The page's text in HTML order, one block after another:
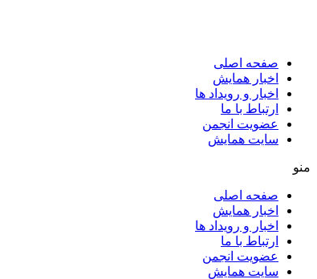
صفحه اصلی
اخبار همایش
اخبار و رویداد ها
ارتباط با ما
عضویت انجمن
سایت همایش
منو
صفحه اصلی
اخبار همایش
اخبار و رویداد ها
ارتباط با ما
عضویت انجمن
سایت همایش